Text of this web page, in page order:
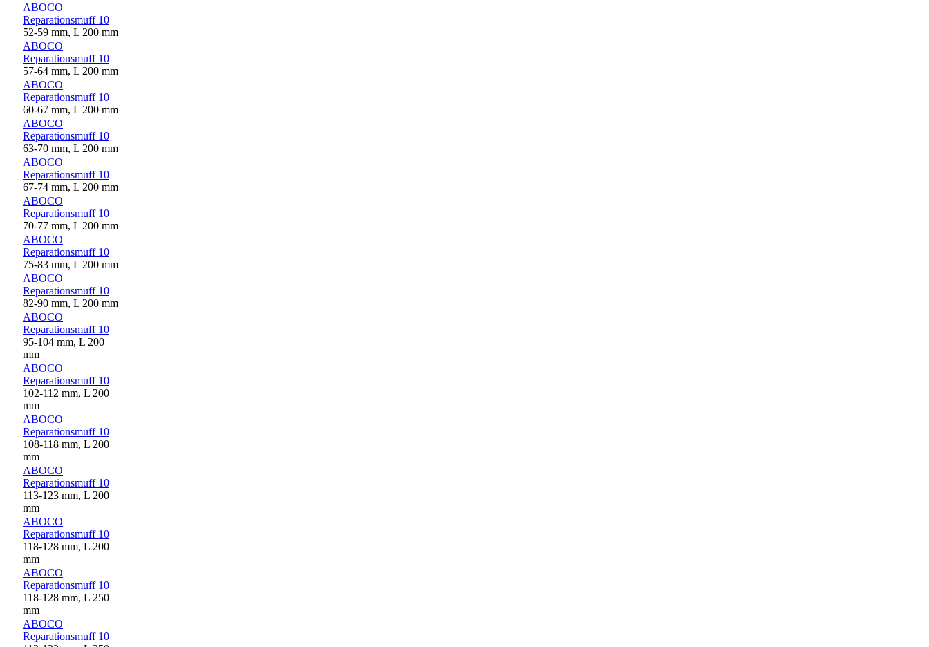
ABOCO
Reparationsmuff 10
52-59 mm, L 200 mm
ABOCO
Reparationsmuff 10
57-64 mm, L 200 mm
ABOCO
Reparationsmuff 10
60-67 mm, L 200 mm
ABOCO
Reparationsmuff 10
63-70 mm, L 200 mm
ABOCO
Reparationsmuff 10
67-74 mm, L 200 mm
ABOCO
Reparationsmuff 10
70-77 mm, L 200 mm
ABOCO
Reparationsmuff 10
75-83 mm, L 200 mm
ABOCO
Reparationsmuff 10
82-90 mm, L 200 mm
ABOCO
Reparationsmuff 10
95-104 mm, L 200
mm
ABOCO
Reparationsmuff 10
102-112 mm, L 200
mm
ABOCO
Reparationsmuff 10
108-118 mm, L 200
mm
ABOCO
Reparationsmuff 10
113-123 mm, L 200
mm
ABOCO
Reparationsmuff 10
118-128 mm, L 200
mm
ABOCO
Reparationsmuff 10
118-128 mm, L 250
mm
ABOCO
Reparationsmuff 10